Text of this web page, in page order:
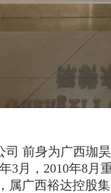
司 前身为广西珈
3月，2010年8月
属广西裕达控股